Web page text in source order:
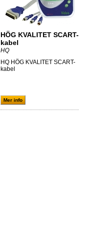
HÖG KVALITET SCART-
kabel
HQ
HQ HÖG KVALITET SCART-
kabel
Mer info